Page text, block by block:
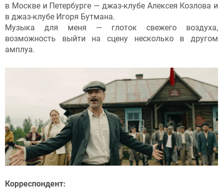
в Москве и Петербурге — джаз-клубе Алексея Козлова и
в джаз-клубе Игоря Бутмана.
Музыка для меня — глоток свежего воздуха,
возможность выйти на сцену несколько в другом
амплуа.
Корреспондент: